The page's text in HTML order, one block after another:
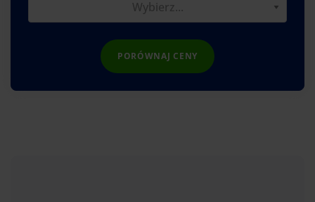
PORÓWNAJ CENY